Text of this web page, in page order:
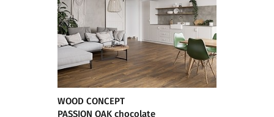
WOOD CONCEPT
PASSION OAK chocolate